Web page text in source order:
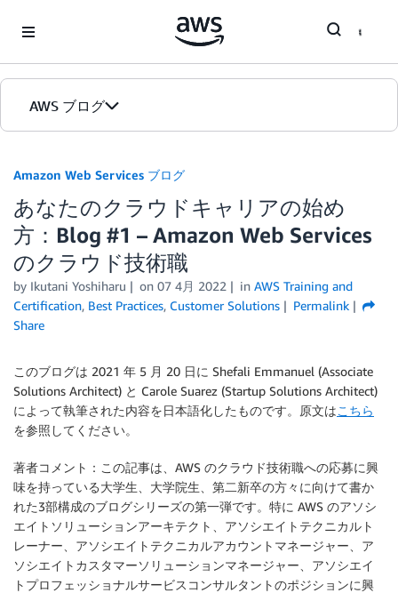
AWS ブログ
カテゴリ
エディション
Amazon Web Services ブログ
あなたのクラウドキャリアの始め
方：Blog #1 – Amazon Web Services
のクラウド技術職
by Ikutani Yoshiharu on 07 4月 2022 in AWS Training and
Certification, Best Practices, Customer Solutions
Permalink
Share
このブログは 2021 年 5 月 20 日に Shefali Emmanuel (Associate
Solutions Architect) と Carole Suarez (Startup Solutions Architect)
によって執筆された内容を日本語化したものです。原文はこちら
を参照してください。
著者コメント：この記事は、AWS のクラウド技術職への応募に興
味を持っている大学生、大学院生、第二新卒の方々に向けて書か
れた3部構成のブログシリーズの第一弾です。特に AWS のアソシ
エイトソリューションアーキテクト、アソシエイトテクニカルト
レーナー、アソシエイトテクニカルアカウントマネージャー、ア
ソシエイトカスタマーソリューションマネージャー、アソシエイ
トプロフェッショナルサービスコンサルタントのポジションに興